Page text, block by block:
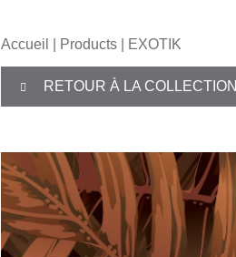
Accueil Products| EXOTIK
RETOUR À LA COLLECTION